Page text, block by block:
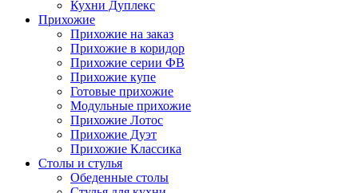
Кухни Дуплекс
Прихожие
Прихожие на заказ
Прихожие в коридор
Прихожие серии ФВ
Прихожие купе
Готовые прихожие
Модульные прихожие
Прихожие Лотос
Прихожие Дуэт
Прихожие Классика
Столы и стулья
Обеденные столы